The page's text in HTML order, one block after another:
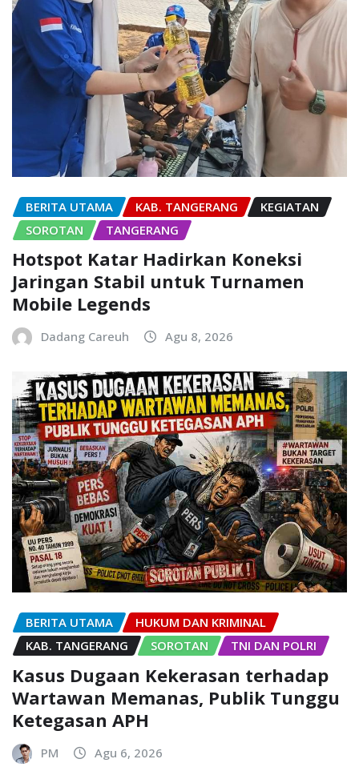
BERITA UTAMA KAB. TANGERANG
KEGIATAN
SOROTAN
TANGERANG
Hotspot Katar Hadirkan Koneksi
Jaringan Stabil untuk Turnamen
Mobile Legends
Dadang Careuh Agu 8, 2026
BERITA UTAMA
HUKUM DAN KRIMINAL
KAB. TANGERANG
SOROTAN TNI DAN POLRI
Kasus Dugaan Kekerasan terhadap
Wartawan Memanas, Publik Tunggu
Ketegasan APH
PM Agu 6, 2026